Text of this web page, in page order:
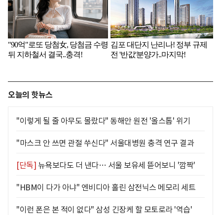
오늘의 핫뉴스
"이렇게 될 줄 아무도 몰랐다" 동해안 원전 '올스톱' 위기
"마스크 안 쓰면 관절 쑤신다" 서울대병원 충격 연구 결과
[단독] 뉴욕보다도 더 낸다… 서울 보유세 뜯어보니 '깜짝'
"HBM이 다가 아냐" 엔비디아 홀린 삼전닉스 메모리 세트
"이런 폰은 본 적이 없다" 삼성 긴장케 할 모토로라 '역습'